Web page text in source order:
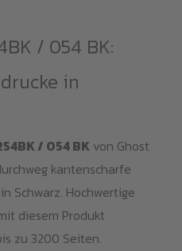
/ 054 BK:
in
/ 054 BKvon Ghost
kantenscharfe
Schwarz. Hochwertige
diesem Produkt
zu 3200 Seiten.